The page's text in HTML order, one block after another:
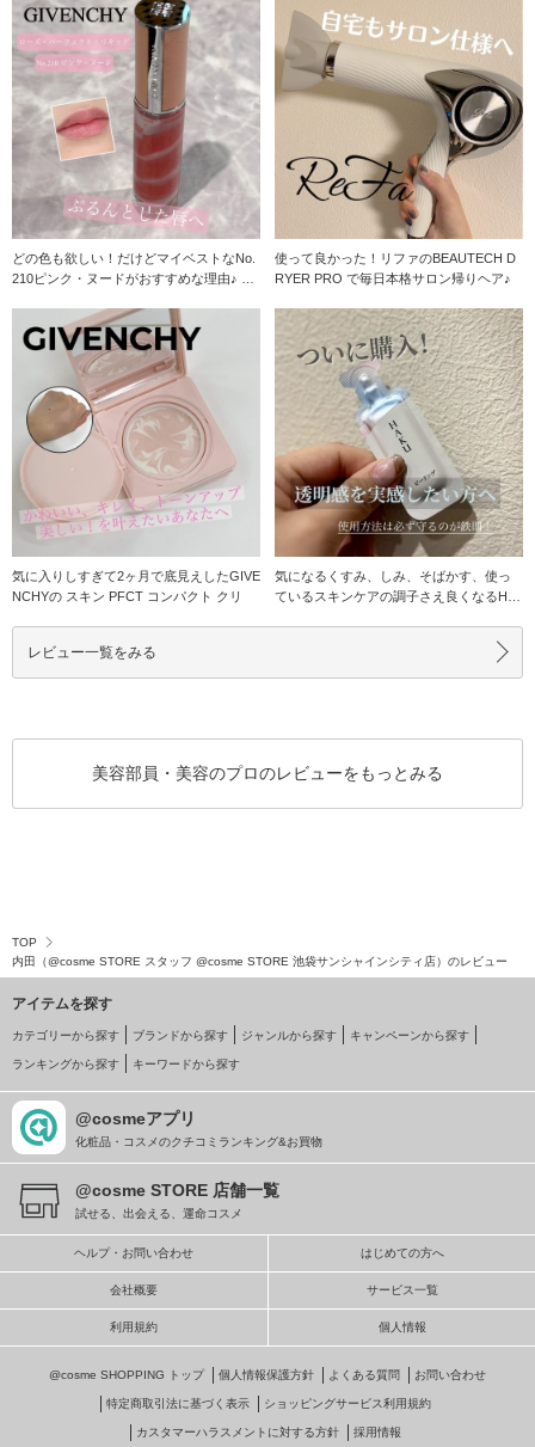
どの色も欲しい！だけどマイベストなNo.
210ピンク・ヌードがおすすめな理由♪ 大
使って良かった！リファのBEAUTECH D
RYER PRO で毎日本格サロン帰りヘア♪
気に入りしすぎて2ヶ月で底見えしたGIVE
NCHYの スキン PFCT コンパクト クリ
気になるくすみ、しみ、そばかす、使っ
ているスキンケアの調子さえ良くなるHA
レビュー一覧をみる
美容部員・美容のプロのレビューをもっとみる
TOP
内田（@cosme STORE スタッフ @cosme STORE 池袋サンシャインシティ店）のレビュー
アイテムを探す
カテゴリーから探す ブランドから探す ジャンルから探す キャンペーンから探す
ランキングから探す キーワードから探す
@cosmeアプリ
化粧品・コスメのクチコミランキング&お買物
@cosme STORE 店舗一覧
試せる、出会える、運命コスメ
ヘルプ・お問い合わせ はじめての方へ
会社概要 サービス一覧
利用規約 個人情報
@cosme SHOPPING トップ 個人情報保護方針 よくある質問 お問い合わせ
特定商取引法に基づく表示 ショッピングサービス利用規約
カスタマーハラスメントに対する方針 採用情報